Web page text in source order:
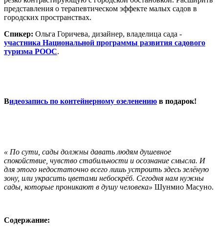
представления о терапевтическом эффекте малых садов в
городских пространствах.
Спикер: Ольга Горичева, дизайнер, владелица сада -
участника Национальной программы развития садового
туризма РООС.
Видеозапись по контейнерному озеленению в подарок!
« По сути, сады должны давать людям душевное
спокойствие, чувство стабильности и осознание смысла. И
для этого недостаточно всего лишь устроить здесь зелёную
зону, или украсить цветами небоскрёб. Сегодня нам нужны
сады, которые проникают в душу человека» Шунмио Масуно.
Содержание: